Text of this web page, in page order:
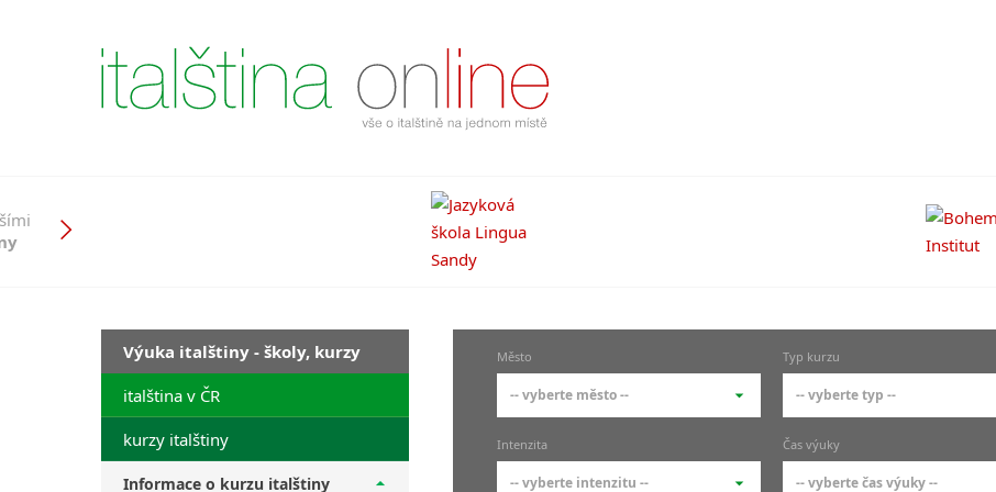
Výuka italštiny - školy, kurzy
italština v ČR
kurzy italštiny
Informace o kurzu italštiny
Město
-- vyberte město --
-- vyberte město --
pražské městské části
Typ kurzu
-- vyberte typ --
-- vyberte typ --
základní členění kurzů
Intenzita
-- vyberte intenzitu --
Čas výuky
-- vyberte čas výuky --